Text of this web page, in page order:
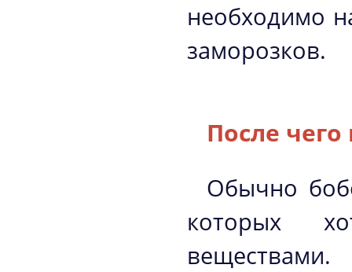
необходимо
заморозков.
После
Обычно
которых
веществами.